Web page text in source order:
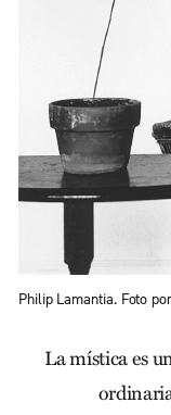
Philip Lamantia. Foto
La mística es